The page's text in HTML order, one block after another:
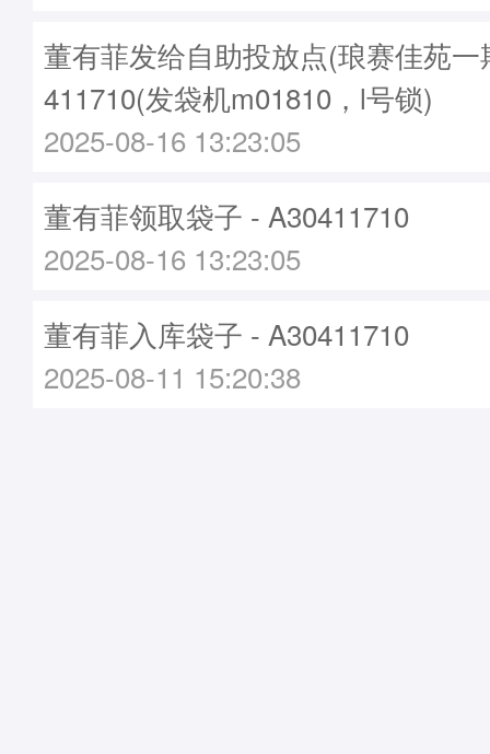
董有菲发给自助投放点(琅赛佳苑
411710(发袋机m01810，l号锁)
2025-08-16 13:23:05
董有菲领取袋子 - A30411710
2025-08-16 13:23:05
董有菲入库袋子 - A30411710
2025-08-11 15:20:38